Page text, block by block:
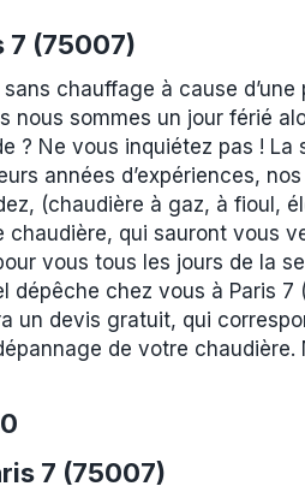
7 (75007)
chauffage à cause
nous sommes un jour férié
? Ne vous inquiétez pas ! La
années d’expériences,
(chaudière à gaz, à fioul,
qui sauront vous
vous tous les jours de la
dépêche chez vous à Paris
un devis gratuit, qui
de votre
7 (75007)